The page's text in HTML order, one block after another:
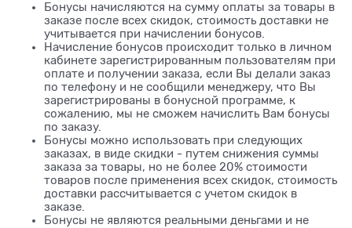
Бонусы начисляются на сумму оплаты за товары в
заказе после всех скидок, стоимость доставки не
учитывается при начислении бонусов.
Начисление бонусов происходит только в личном
кабинете зарегистрированным пользователям при
оплате и получении заказа, если Вы делали заказ
по телефону и не сообщили менеджеру, что Вы
зарегистрированы в бонусной программе, к
сожалению, мы не сможем начислить Вам бонусы
по заказу.
Бонусы можно использовать при следующих
заказах, в виде скидки - путем снижения суммы
заказа за товары, но не более 20% стоимости
товаров после применения всех скидок, стоимость
доставки рассчитывается с учетом скидок в
заказе.
Бонусы не являются реальными деньгами и не